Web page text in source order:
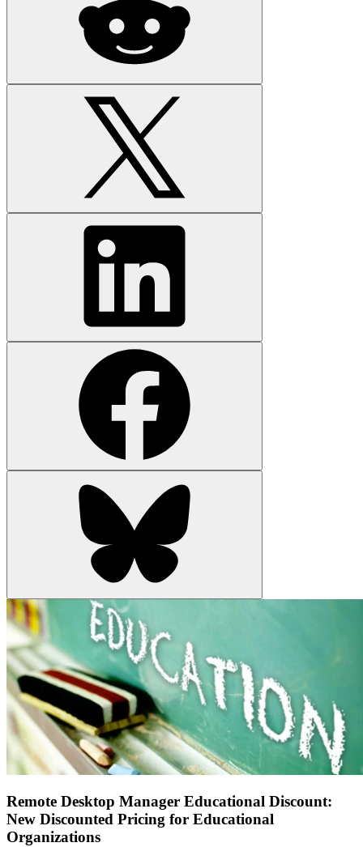
Remote Desktop Manager Educational Discount:
New Discounted Pricing for Educational
Organizations